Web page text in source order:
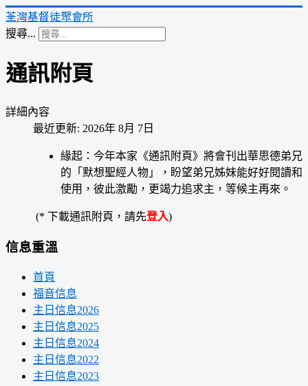
荃灣基督徒聚會所
搜尋...
通訊附頁
詳細內容
最近更新: 2026年 8月 7日
緣起：今年本家《通訊附頁》將會刊出華思德弟兄
的「默想聖經人物」，盼望弟兄姊妹能好好閱讀和
使用，彼此激勵，更竭力追求主，等候主再來。
(* 下載通訊附頁，請先登入)
信息重溫
首頁
福音信息
主日信息2026
主日信息2025
主日信息2024
主日信息2022
主日信息2023